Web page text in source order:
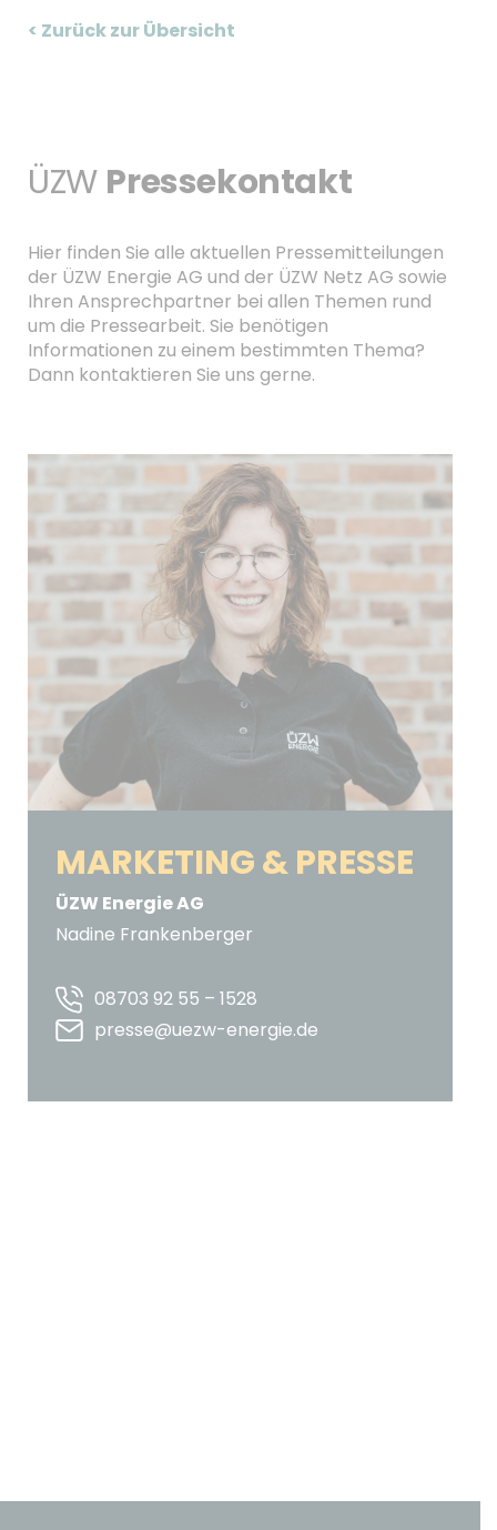
< Zurück zur Übersicht
ÜZW Pressekontakt
Hier finden Sie alle aktuellen Pressemitteilungen
der ÜZW Energie AG und der ÜZW Netz AG sowie
Ihren Ansprechpartner bei allen Themen rund
um die Pressearbeit. Sie benötigen
Informationen zu einem bestimmten Thema?
Dann kontaktieren Sie uns gerne.
MARKETING & PRESSE
ÜZW Energie AG
Nadine Frankenberger
08703 92 55 – 1528
presse@uezw-energie.de